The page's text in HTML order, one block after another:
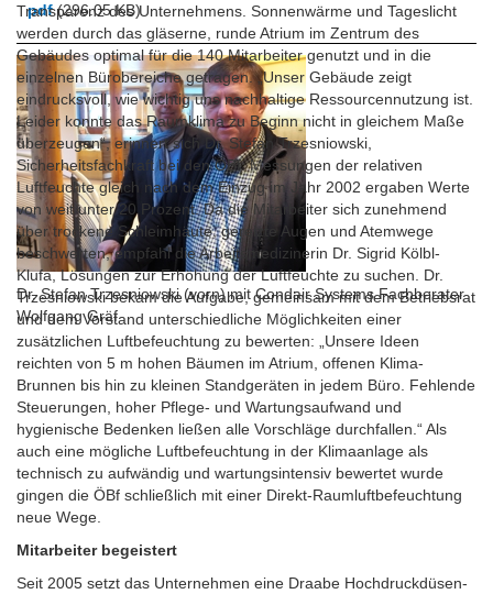
pdf(296.05 KB)
Dr. Stefan Trzesniowski (vorn) mit Condair Systems Fachberater
Wolfgang Gräf
Transparenz des Unternehmens. Sonnenwärme und Tageslicht
werden durch das gläserne, runde Atrium im Zentrum des
Gebäudes optimal für die 140 Mitarbeiter genutzt und in die
einzelnen Bürobereiche getragen. „Unser Gebäude zeigt
eindrucksvoll, wie wichtig uns nachhaltige Ressourcennutzung ist.
Leider konnte das Raumklima zu Beginn nicht in gleichem Maße
überzeugen“, erinnert sich Dr. Stefan Trzesniowski,
Sicherheitsfachkraft bei den ÖBf. Messungen der relativen
Luftfeuchte gleich nach dem Einzug im Jahr 2002 ergaben Werte
von weit unter 20 Prozent. Da die Mitarbeiter sich zunehmend
über trockene Schleimhäute, gereizte Augen und Atemwege
beschwerten, empfahl die Arbeitsmedizinerin Dr. Sigrid Kölbl-
Klufa, Lösungen zur Erhöhung der Luftfeuchte zu suchen. Dr.
Trzesniowski bekam die Aufgabe, gemeinsam mit dem Betriebsrat
und dem Vorstand unterschiedliche Möglichkeiten einer
zusätzlichen Luftbefeuchtung zu bewerten: „Unsere Ideen
reichten von 5 m hohen Bäumen im Atrium, offenen Klima-
Brunnen bis hin zu kleinen Standgeräten in jedem Büro. Fehlende
Steuerungen, hoher Pflege- und Wartungsaufwand und
hygienische Bedenken ließen alle Vorschläge durchfallen.“ Als
auch eine mögliche Luftbefeuchtung in der Klimaanlage als
technisch zu aufwändig und wartungsintensiv bewertet wurde
gingen die ÖBf schließlich mit einer Direkt-Raumluftbefeuchtung
neue Wege.
Mitarbeiter begeistert
Seit 2005 setzt das Unternehmen eine Draabe Hochdruckdüsen-